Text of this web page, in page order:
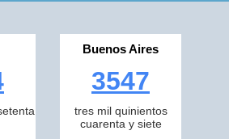
Buenos Aires
3547
tres mil quinientos
cuarenta y siete